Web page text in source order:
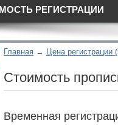
РЕГИСТРАЦИИ
Главная Цена регистрации
Стоимость
Временная